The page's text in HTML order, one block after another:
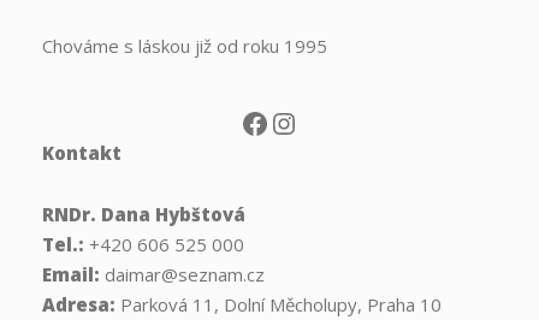
Chováme s láskou již od roku 1995
Facebook Instagram
Kontakt
RNDr. Dana Hybštová
Tel.: +420 606 525 000
Email: daimar@seznam.cz
Adresa: Parková 11, Dolní Měcholupy, Praha 10